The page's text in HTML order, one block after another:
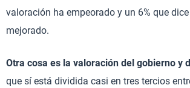
valoración ha empeorado y un 6% que
mejorado.
Otra cosa es la valoración del gobierno y
que sí está dividida casi en tres tercios